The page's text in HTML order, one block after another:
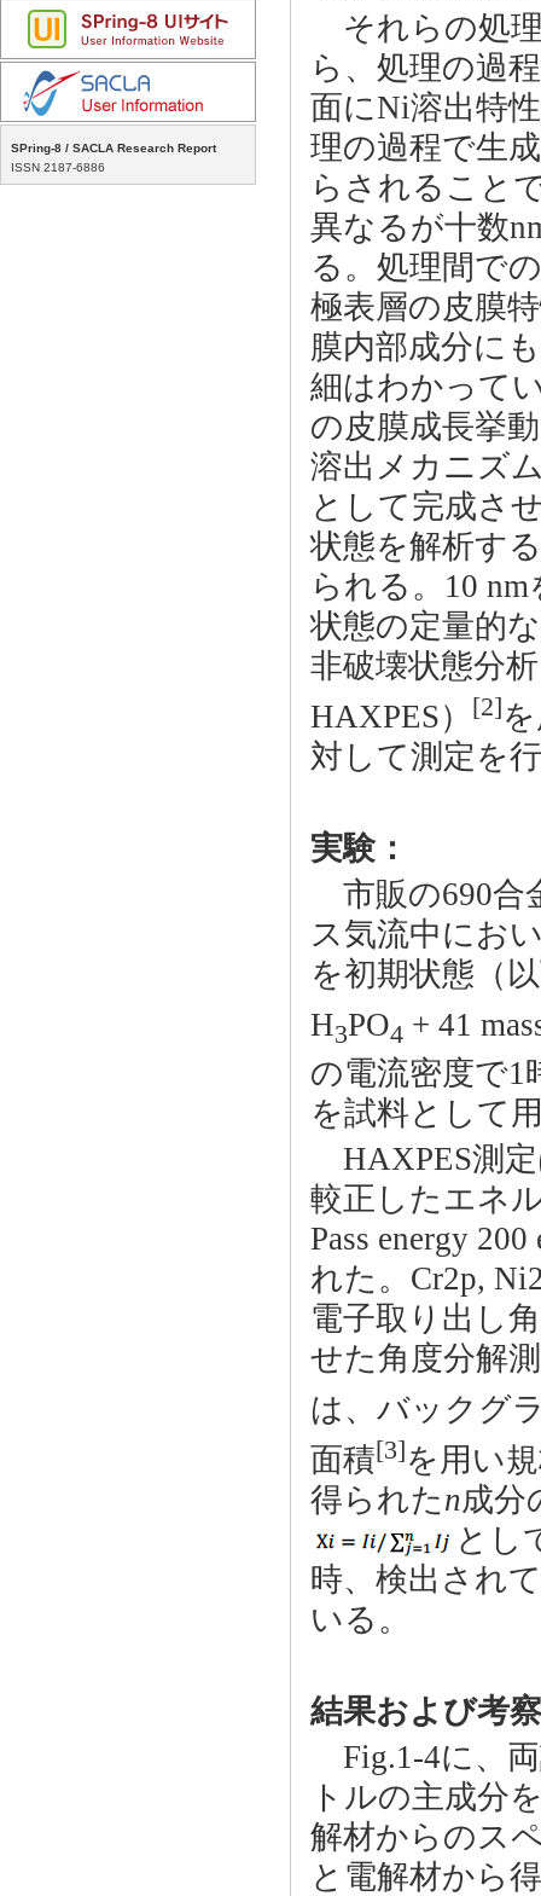
SPring-8 / SACLA Research Report
ISSN 2187-6886
それらの処
ら、処理の過
面にNi溶出特
理の過程で生
らされること
異なるが十数
る。処理間で
極表層の皮膜
膜内部成分に
細はわかって
の皮膜成長挙
溶出メカニズ
として完成さ
状態を解析す
られる。10
状態の定量的
非破壊状態分
HAXPES）
[2]
対して測定を
実験：
市販の690合
ス気流中にお
を初期状態（
H3PO4 + 41
の電流密度で1
を試料として
HAXPES測
較正したエネ
Pass energy
れた。Cr2p,
電子取り出し
せた角度分解
は、バックグ
面積[3]を用い
得られたn成分
とし
時、検出され
いる。
結果および考
Fig.1-4に、
トルの主成分
解材からのス
と電解材から